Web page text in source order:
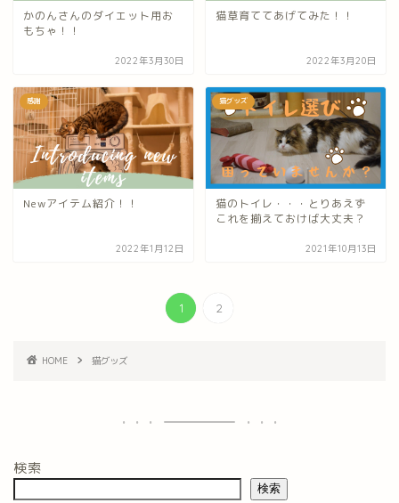
かのんさんのダイエット用お
もちゃ！！
2022年3月30日
猫草育ててあげてみた！！
2022年3月20日
感謝
Newアイテム紹介！！
2022年1月12日
猫グッズ
猫のトイレ・・・とりあえず
これを揃えておけば大丈夫？
2021年10月13日
1 2
HOME 猫グッズ
検索
検索